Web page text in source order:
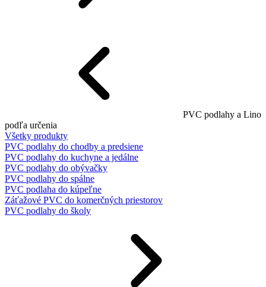
PVC podlahy a Lino
podľa určenia
Všetky produkty
PVC podlahy do chodby a predsiene
PVC podlahy do kuchyne a jedálne
PVC podlahy do obývačky
PVC podlahy do spálne
PVC podlaha do kúpeľne
Záťažové PVC do komerčných priestorov
PVC podlahy do školy